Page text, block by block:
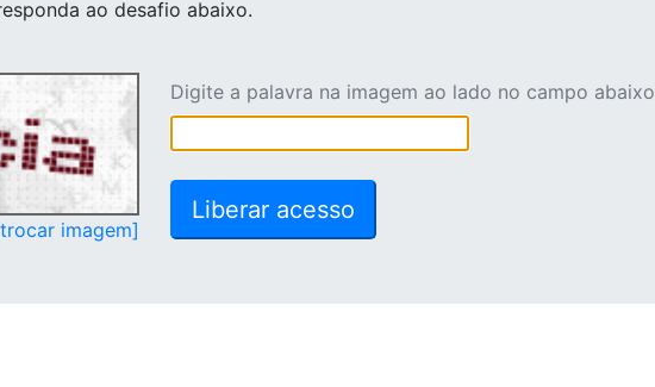
ao desafio abaixo.
imagem]
Digite a palavra na imagem ao lado no campo abaixo